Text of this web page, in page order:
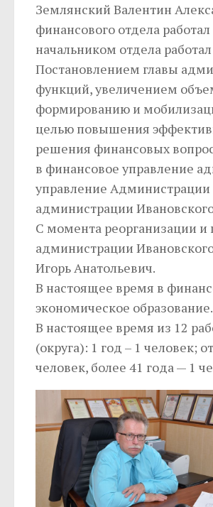
Землянский Валентин
финансового отдела
начальником отдела
Постановлением главы
функций, увеличением
формированию и
целью повышения
решения финансовых
в финансовое управление
управление Администрации
администрации
С момента реорганизации и
администрации
Игорь Анатольевич.
В настоящее время в
экономическое
В настоящее время из 12
(округа): 1 год – 1 человек;
человек, более 41 года — 1